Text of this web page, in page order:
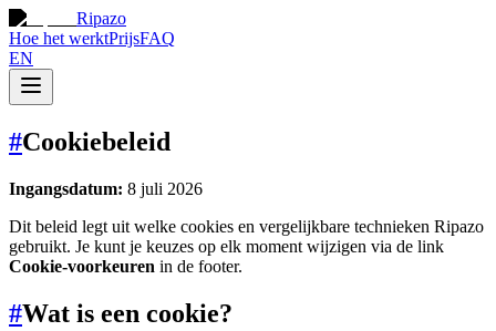
Ripazo
Hoe het werktPrijsFAQ
EN
#Cookiebeleid
Ingangsdatum: 8 juli 2026
Dit beleid legt uit welke cookies en vergelijkbare technieken Ripazo
gebruikt. Je kunt je keuzes op elk moment wijzigen via de link
Cookie-voorkeuren in de footer.
#Wat is een cookie?